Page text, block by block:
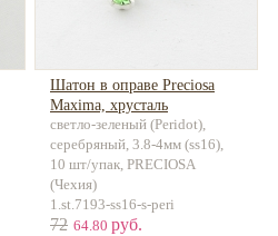
Шатон в оправе Preciosa
Maxima, хрусталь
светло-зеленый (Peridot),
серебряный, 3.8-4мм (ss16),
10 шт/упак, PRECIOSA
(Чехия)
1.st.7193-ss16-s-peri
72 64.80 руб.